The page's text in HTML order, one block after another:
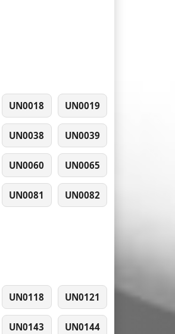
UN0018 UN0019
UN0038 UN0039
UN0060 UN0065
UN0081 UN0082
UN0118 UN0121
UN0143 UN0144